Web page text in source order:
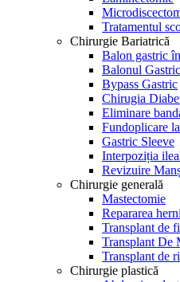
Tratamentul
Chirurgie Bariatrică
Balon gastric
Balonul Gastric
Bypass Gastric
Chirugia
Eliminare
Fundoplicare
Gastric Sleeve
Interpoziția
Revizuire
Chirurgie generală
Mastectomie
Repararea
Transplant de
Transplant De
Transplant de
Chirurgie plastică